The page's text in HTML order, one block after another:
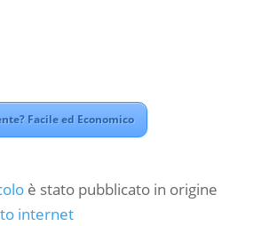
Facile ed Economico
è stato pubblicato in origine
internet